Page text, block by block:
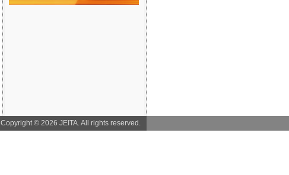
Copyright © 2026 JEITA. All rights reserved.